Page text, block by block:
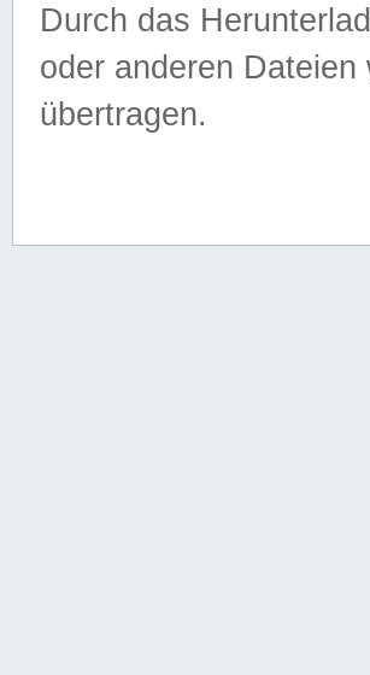
Durch das
oder anderen
übertragen.